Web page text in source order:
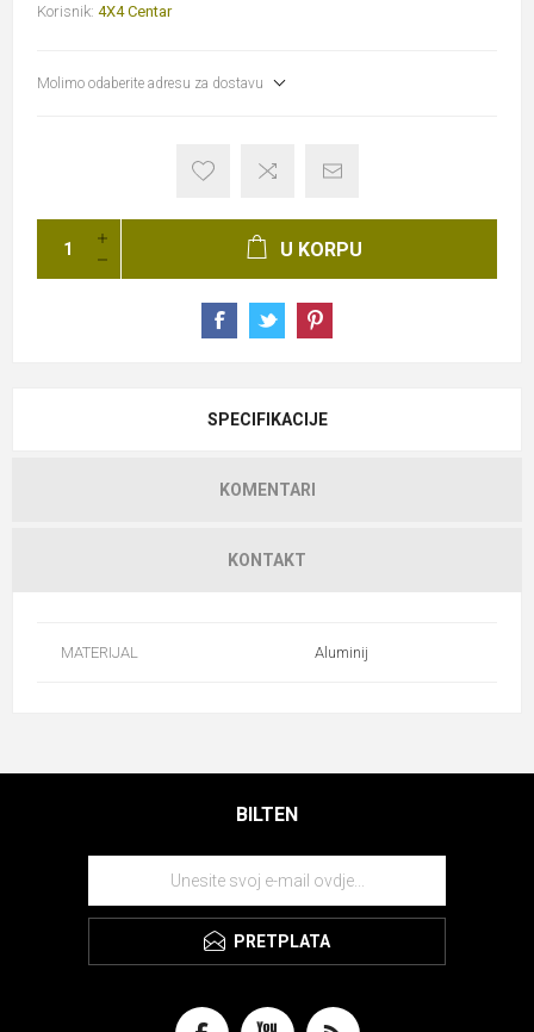
Korisnik: 4X4 Centar
Molimo odaberite adresu za dostavu
U KORPU
SPECIFIKACIJE
KOMENTARI
KONTAKT
MATERIJAL Aluminij
BILTEN
PRETPLATA